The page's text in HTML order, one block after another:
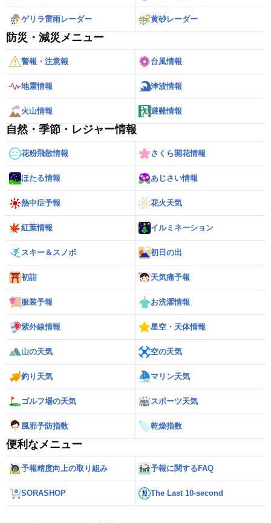
ゲリラ雷雨レーダー 黄砂レーダー
防災・減災メニュー
警報・注意報 台風情報
地震情報 津波情報
火山情報 避難情報
自然・季節・レジャー情報
花粉飛散情報 さくら開花情報
ほたる情報 あじさい情報
熱中症予報 花火天気
紅葉情報 イルミネーション
スキー＆スノボ 初日の出
初詣 天気痛予報
服装予報 お洗濯情報
紫外線情報 星空・天体情報
山の天気 空の天気
釣り天気 マリン天気
ゴルフ場の天気 スポーツ天気
風邪予防指数 乾燥指数
便利なメニュー
予報精度向上の取り組み 予報に関するFAQ
SORASHOP The Last 10-second